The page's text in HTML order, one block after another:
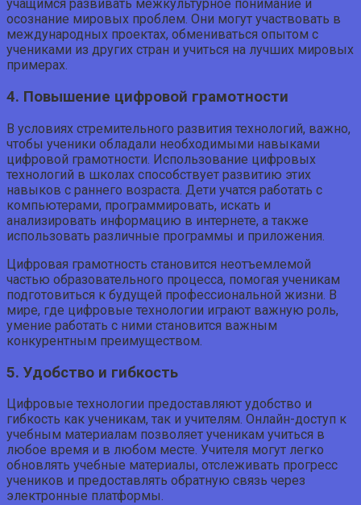
учащимся развивать межкультурное понимание и
осознание мировых проблем. Они могут участвовать в
международных проектах, обмениваться опытом с
учениками из других стран и учиться на лучших мировых
примерах.
4. Повышение цифровой грамотности
В условиях стремительного развития технологий, важно,
чтобы ученики обладали необходимыми навыками
цифровой грамотности. Использование цифровых
технологий в школах способствует развитию этих
навыков с раннего возраста. Дети учатся работать с
компьютерами, программировать, искать и
анализировать информацию в интернете, а также
использовать различные программы и приложения.
Цифровая грамотность становится неотъемлемой
частью образовательного процесса, помогая ученикам
подготовиться к будущей профессиональной жизни. В
мире, где цифровые технологии играют важную роль,
умение работать с ними становится важным
конкурентным преимуществом.
5. Удобство и гибкость
Цифровые технологии предоставляют удобство и
гибкость как ученикам, так и учителям. Онлайн-доступ к
учебным материалам позволяет ученикам учиться в
любое время и в любом месте. Учителя могут легко
обновлять учебные материалы, отслеживать прогресс
учеников и предоставлять обратную связь через
электронные платформы.